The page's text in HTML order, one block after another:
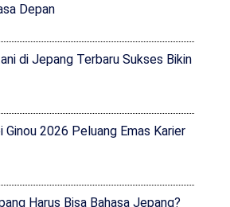
Depan
di Jepang Terbaru Sukses Bikin
Ginou 2026 Peluang Emas Karier
Harus Bisa Bahasa Jepang?